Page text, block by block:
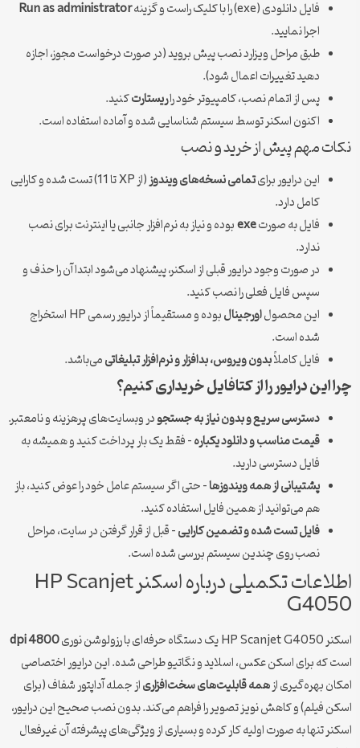
فایل دانلودی (exe) را با کلیک راست و گزینه
Run as administrator
اجرا نمایید.
طبق مراحل ویزارد نصب پیش بروید (در صورت درخواست مجوز، اجازه
دهید تغییرات اعمال شود).
پس از اتمام نصب، کامپیوتر خود راریستارتکنید.
اکنون اسکنر توسط سیستم شناسایی شده و آماده استفاده است.
نکات مهم پیش از خرید و نصب
این درایور برایتمامی نسخه‌های ویندوز
(از XP تا 11) تست شده و کارایی
کامل دارد.
فایل به صورتexeبوده و نیاز به نرم‌افزار جانبی یا اینترنت برای نصب
ندارد.
در صورت وجود درایور قبلی از اسکنر، پیشنهاد می‌شود ابتدا آن را حذف و
سپس فایل فعلی را نصب کنید.
این محصولاورجینال
بوده و مستقیماً از درایور رسمی HP استخراج
شده است.
فایل کاملاًبدون ویروس، بدافزار و نرم‌افزار تبلیغاتیمی‌باشد.
چرا این درایور را از کتافایل خریداری کنیم؟
دسترسی سریع و بدون نیاز به جستجودر وبسایت‌های پرهزینه و نامعتبر.
قیمت مناسب و دانلود یکباره– فقط یک بار پرداخت کنید و همیشه به
فایل دسترسی دارید.
پشتیبانی از همه ویندوزها– حتی اگر سیستم عامل خود را عوض کنید، باز
هم می‌توانید از همین فایل استفاده کنید.
فایل تست شده و تضمین کارایی– قبل از قرار گرفتن در سایت، مراحل
نصب روی چندین سیستم بررسی شده است.
اطلاعات تکمیلی درباره اسکنر HP Scanjet
G4050
اسکنر HP Scanjet G4050 یک دستگاه حرفه‌ای با رزولوشن نوری
4800 dpi
است که برای اسکن عکس، اسلاید و نگاتیو طراحی شده. این درایور اختصاصی
امکان بهره‌گیری ازهمه قابلیت‌های سخت‌افزاریاز جمله آداپتور شفاف (برای
اسکن فیلم) و کاهش نویز تصویر را فراهم می‌کند. بدون نصب صحیح این درایور،
اسکنر تنها به صورت اولیه کار کرده و بسیاری از ویژگی‌های پیشرفته آن غیرفعال